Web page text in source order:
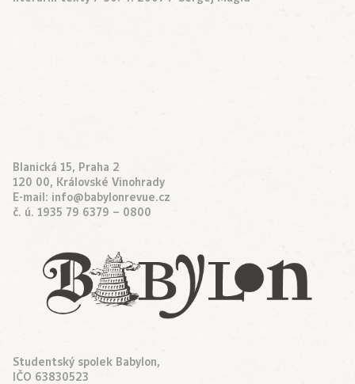
Blanická 15, Praha 2
120 00, Královské Vinohrady
E-mail: info@babylonrevue.cz
č. ú. 1935 79 6379 – 0800
Studentský spolek Babylon,
IČO 63830523